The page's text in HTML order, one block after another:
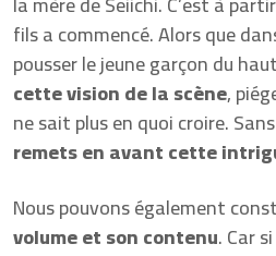
fils a commencé. Alors que
pousser le jeune garçon du
cette vision de la scène,
ne sait plus en quoi croire.
remets en avant cette
Nous pouvons également
volume et son contenu. Car